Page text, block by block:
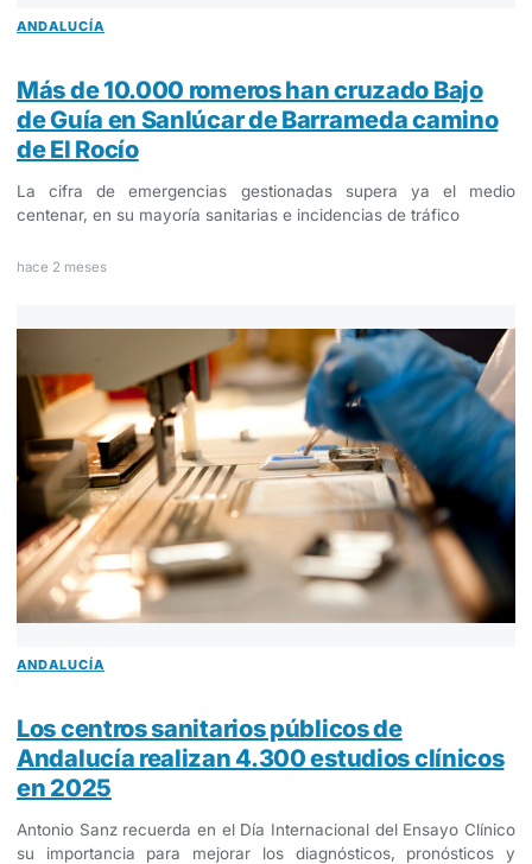
ANDALUCÍA
Más de 10.000 romeros han cruzado Bajo
de Guía en Sanlúcar de Barrameda camino
de El Rocío
La cifra de emergencias gestionadas supera ya el medio
centenar, en su mayoría sanitarias e incidencias de tráfico
hace 2 meses
ANDALUCÍA
Los centros sanitarios públicos de
Andalucía realizan 4.300 estudios clínicos
en 2025
Antonio Sanz recuerda en el Día Internacional del Ensayo Clínico
su importancia para mejorar los diagnósticos, pronósticos y